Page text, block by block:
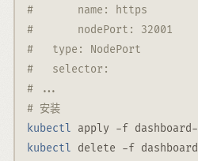
#       name: https
#       nodePort: 32001
#   type: NodePort
#   selector:
# ...
# 安装
kubectl apply -f dashboard-
kubectl delete -f